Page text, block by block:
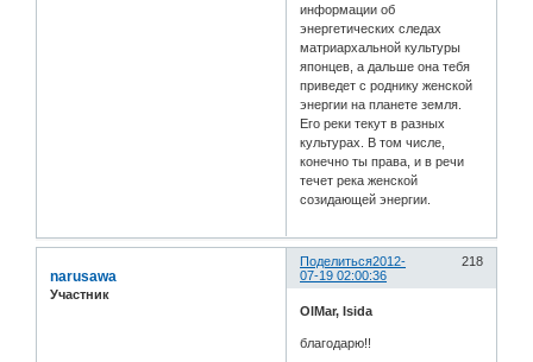
информации об
энергетических следах
матриархальной культуры
японцев, а дальше она тебя
приведет с роднику женской
энергии на планете земля.
Его реки текут в разных
культурах. В том числе,
конечно ты права, и в речи
течет река женской
созидающей энергии.
Поделиться 218
2012-
07-19 02:00:36
narusawa
Участник
OlMar, Isida
благодарю!!